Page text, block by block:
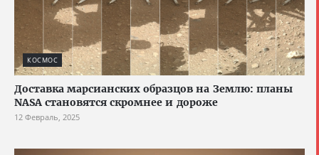
КОСМОС
Доставка марсианских образцов на Землю: планы
NASA становятся скромнее и дороже
12 Февраль, 2025